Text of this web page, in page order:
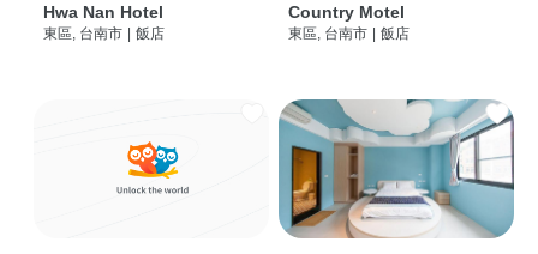
Hwa Nan Hotel
東區, 台南市 | 飯店
Country Motel
東區, 台南市 | 飯店